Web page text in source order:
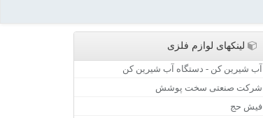
لینکهای لوازم فلزی
آب شیرین کن - دستگاه آب شیرین کن
شرکت صنعتی سخت پوشش
فیش حج